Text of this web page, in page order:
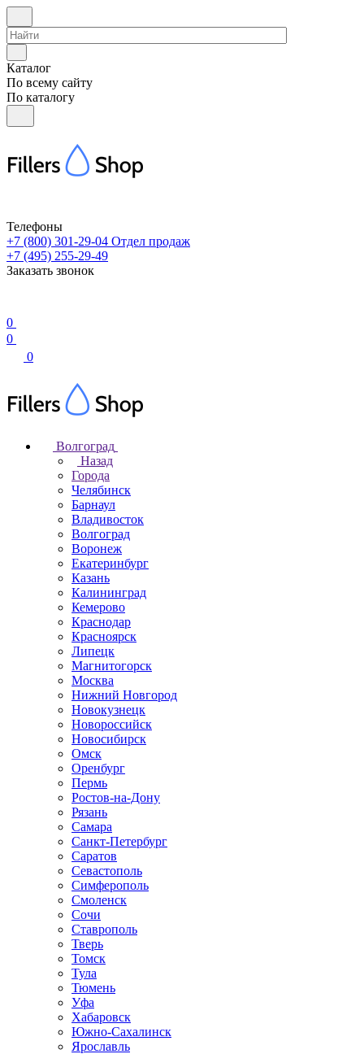
Каталог
По всему сайту
По каталогу
Телефоны
+7 (800) 301-29-04 Отдел продаж
+7 (495) 255-29-49
Заказать звонок
0
0
0
Волгоград
Назад
Города
Челябинск
Барнаул
Владивосток
Волгоград
Воронеж
Екатеринбург
Казань
Калининград
Кемерово
Краснодар
Красноярск
Липецк
Магнитогорск
Москва
Нижний Новгород
Новокузнецк
Новороссийск
Новосибирск
Омск
Оренбург
Пермь
Ростов-на-Дону
Рязань
Самара
Санкт-Петербург
Саратов
Севастополь
Симферополь
Смоленск
Сочи
Ставрополь
Тверь
Томск
Тула
Тюмень
Уфа
Хабаровск
Южно-Сахалинск
Ярославль